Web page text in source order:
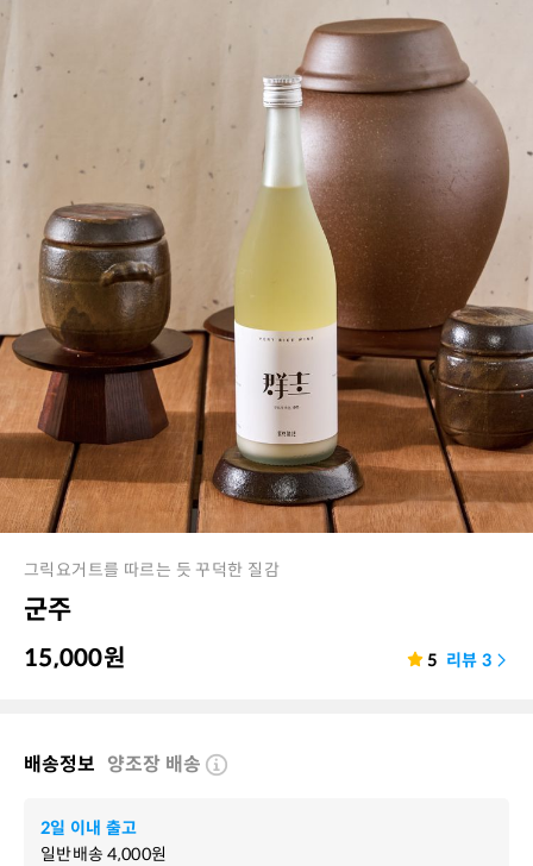
그릭요거트를 따르는 듯 꾸덕한 질감
군주
15,000원 5 리뷰 3
배송정보 양조장 배송
2일 이내 출고
일반배송4,000원